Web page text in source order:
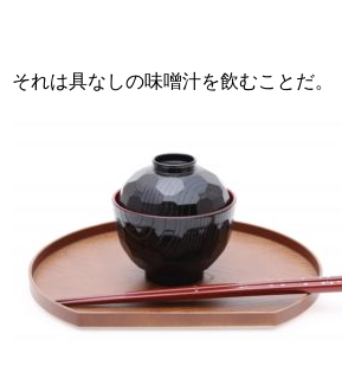
それは具なしの味噌汁を飲むことだ。